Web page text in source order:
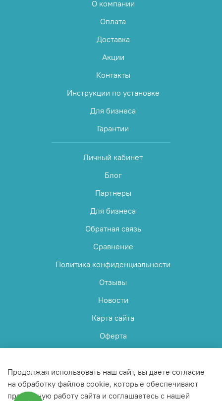
О компании
Оплата
Доставка
Акции
Контакты
Инструкции по установке
Для бизнеса
Гарантии
Личный кабинет
Блог
Партнеры
Для бизнеса
Обратная связь
Сравнение
Политика конфиденциальности
Отзывы
Новости
Карта сайта
Оферта
Продолжая использовать наш сайт, вы даете согласие
на обработку файлов cookie, которые обеспечивают
правильную работу сайта и соглашаетесь с нашей